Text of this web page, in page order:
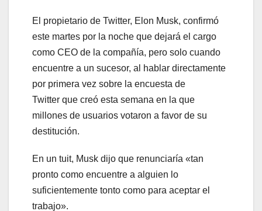
El propietario de Twitter, Elon Musk, confirmó
este martes por la noche que dejará el cargo
como CEO de la compañía, pero solo cuando
encuentre a un sucesor, al hablar directamente
por primera vez sobre la encuesta de
Twitter que creó esta semana en la que
millones de usuarios votaron a favor de su
destitución.
En un tuit, Musk dijo que renunciaría «tan
pronto como encuentre a alguien lo
suficientemente tonto como para aceptar el
trabajo».